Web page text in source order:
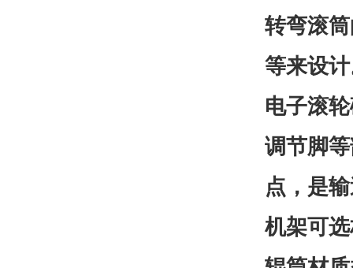
转弯滚
等来设
电子滚
调节脚
点，是
机架可